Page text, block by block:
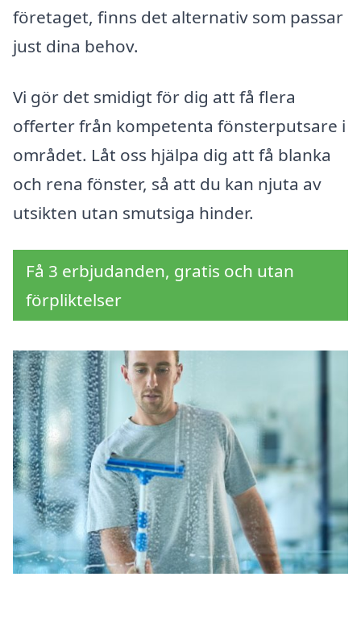
företaget, finns det alternativ som passar
just dina behov.
Vi gör det smidigt för dig att få flera
offerter från kompetenta fönsterputsare i
området. Låt oss hjälpa dig att få blanka
och rena fönster, så att du kan njuta av
utsikten utan smutsiga hinder.
Få 3 erbjudanden, gratis och utan
förpliktelser